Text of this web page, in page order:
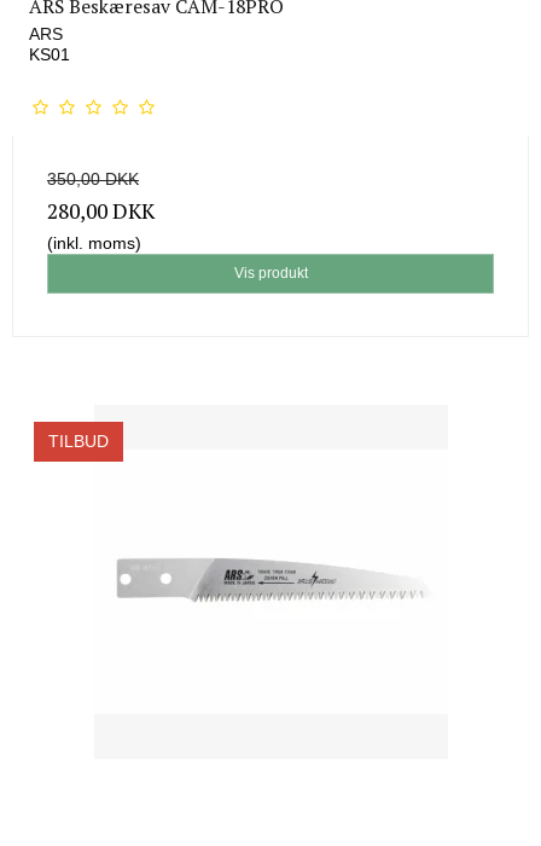
ARS Beskæresav CAM-18PRO
ARS
KS01
350,00 DKK
280,00 DKK
(inkl. moms)
Vis produkt
TILBUD